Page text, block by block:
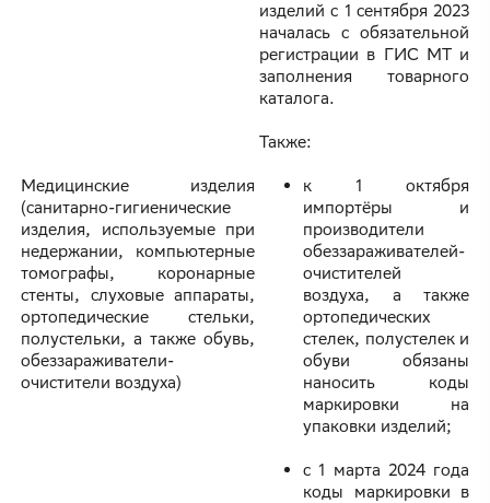
Медицинские изделия
(санитарно-гигиенические
изделия, используемые при
недержании, компьютерные
томографы, коронарные
стенты, слуховые аппараты,
ортопедические стельки,
полустельки, а также обувь,
обеззараживатели-
очистители воздуха)
изделий с 1 сентября 2023
началась с обязательной
регистрации в ГИС МТ и
заполнения товарного
каталога.
Также:
к 1 октября
импортёры и
производители
обеззараживателей-
очистителей
воздуха, а также
ортопедических
стелек, полустелек и
обуви обязаны
наносить коды
маркировки на
упаковки изделий;
с 1 марта 2024 года
коды маркировки в